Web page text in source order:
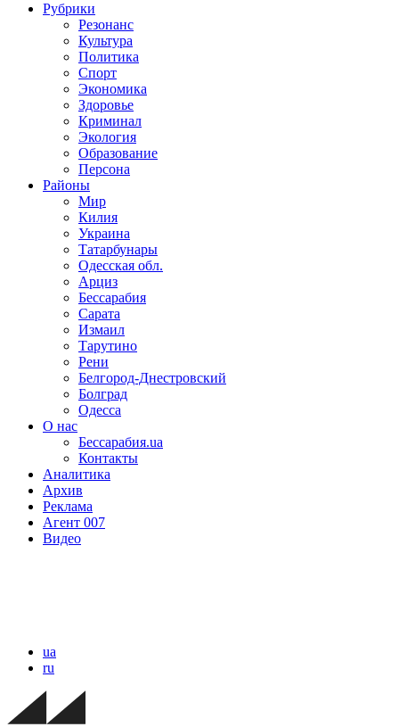
Рубрики
Резонанс
Культура
Политика
Спорт
Экономика
Здоровье
Криминал
Экология
Образование
Персона
Районы
Мир
Килия
Украина
Татарбунары
Одесская обл.
Арциз
Бессарабия
Сарата
Измаил
Тарутино
Рени
Белгород-Днестровский
Болград
Одесса
О нас
Бессарабия.ua
Контакты
Аналитика
Архив
Реклама
Агент 007
Видео
ua
ru